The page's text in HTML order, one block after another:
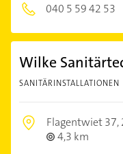
040 5 59 42 53
Wilke
SANITÄRINSTALLATIONEN
Flagentwiet 37,
4,3 km